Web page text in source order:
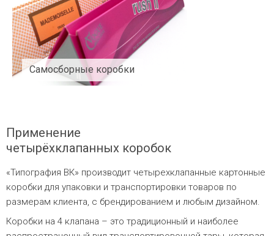
Самосборные коробки
Применение
четырёхклапанных коробок
«Типография ВК» производит четырехклапанные картонные
коробки для упаковки и транспортировки товаров по
размерам клиента, с брендированием и любым дизайном.
Коробки на 4 клапана – это традиционный и наиболее